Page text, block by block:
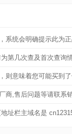
系统会明确提示此为
第几次查及首次查询
则意味着您可能买到
商,售后问题等请联系
址栏主域名是